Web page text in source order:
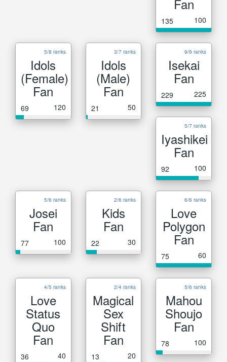
Fan
135 100
5/8 ranks
Idols
(Female)
Fan
69 120
3/7 ranks
Idols
(Male)
Fan
21 50
9/9 ranks
Isekai
Fan
229 225
5/7 ranks
Iyashikei
Fan
92 100
5/6 ranks
Josei
Fan
77 100
2/6 ranks
Kids
Fan
22 30
6/6 ranks
Love
Polygon
Fan
75 60
4/5 ranks
Love
Status
Quo
Fan
36 40
2/4 ranks
Magical
Sex
Shift
Fan
13 20
5/6 ranks
Mahou
Shoujo
Fan
78 100